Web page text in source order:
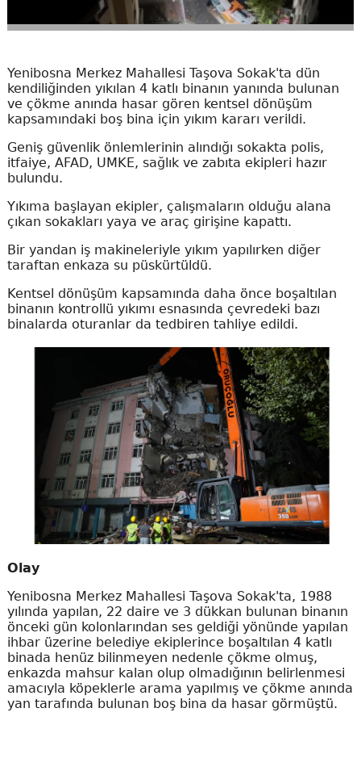
Yenibosna Merkez Mahallesi Taşova Sokak'ta dün
kendiliğinden yıkılan 4 katlı binanın yanında bulunan
ve çökme anında hasar gören kentsel dönüşüm
kapsamındaki boş bina için yıkım kararı verildi.
Geniş güvenlik önlemlerinin alındığı sokakta polis,
itfaiye, AFAD, UMKE, sağlık ve zabıta ekipleri hazır
bulundu.
Yıkıma başlayan ekipler, çalışmaların olduğu alana
çıkan sokakları yaya ve araç girişine kapattı.
Bir yandan iş makineleriyle yıkım yapılırken diğer
taraftan enkaza su püskürtüldü.
Kentsel dönüşüm kapsamında daha önce boşaltılan
binanın kontrollü yıkımı esnasında çevredeki bazı
binalarda oturanlar da tedbiren tahliye edildi.
Olay
Yenibosna Merkez Mahallesi Taşova Sokak'ta, 1988
yılında yapılan, 22 daire ve 3 dükkan bulunan binanın
önceki gün kolonlarından ses geldiği yönünde yapılan
ihbar üzerine belediye ekiplerince boşaltılan 4 katlı
binada henüz bilinmeyen nedenle çökme olmuş,
enkazda mahsur kalan olup olmadığının belirlenmesi
amacıyla köpeklerle arama yapılmış ve çökme anında
yan tarafında bulunan boş bina da hasar görmüştü.